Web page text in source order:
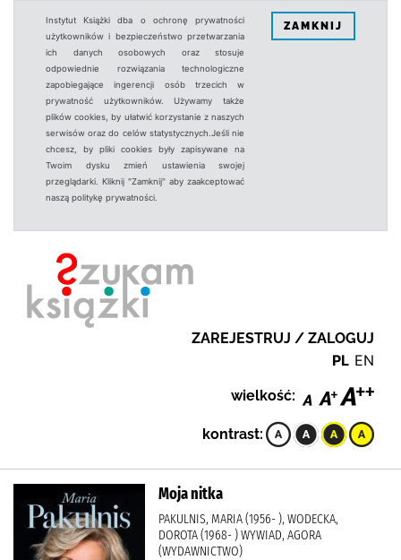
Instytut Książki dba o ochronę prywatności
użytkowników i bezpieczeństwo przetwarzania
ich danych osobowych oraz stosuje
odpowiednie rozwiązania technologiczne
zapobiegające ingerencji osób trzecich w
prywatność użytkowników. Używamy także
plików cookies, by ułatwić korzystanie z naszych
serwisów oraz do celów statystycznych.Jeśli nie
chcesz, by pliki cookies były zapisywane na
Twoim dysku zmień ustawienia swojej
przeglądarki. Kliknij "Zamknij" aby zaakceptować
naszą politykę prywatności.
ZAMKNIJ
ZAREJESTRUJ / ZALOGUJ
PL EN
wielkość:
kontrast:
Moja nitka
PAKULNIS, MARIA (1956- ), WODECKA,
DOROTA (1968- ) WYWIAD, AGORA
(WYDAWNICTWO)